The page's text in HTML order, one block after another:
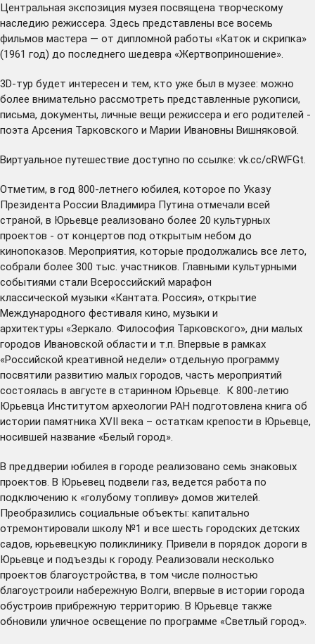
Центральная экспозиция музея посвящена творческому
наследию режиссера. Здесь представлены все восемь
фильмов мастера — от дипломной работы «Каток и скрипка»
(1961 год) до последнего шедевра «Жертвоприношение».
3D-тур будет интересен и тем, кто уже был в музее: можно
более внимательно рассмотреть представленные рукописи,
письма, документы, личные вещи режиссера и его родителей -
поэта Арсения Тарковского и Марии Ивановны Вишняковой.
Виртуальное путешествие доступно по ссылке: vk.cc/cRWFGt
Отметим, в год 800-летнего юбилея, которое по Указу
Президента России Владимира Путина отмечали всей
страной, в Юрьевце реализовано более 20 культурных
проектов - от концертов под открытым небом до
кинопоказов. Мероприятия, которые продолжались все лето,
собрали более 300 тыс. участников. Главными культурными
событиями стали Всероссийский марафон
классической музыки «Кантата. Россия», открытие
Международного фестиваля кино, музыки и
архитектуры «Зеркало. Философия Тарковского», дни малых
городов Ивановской области и т.п. Впервые в рамках
«Российской креативной недели» отдельную программу
посвятили развитию малых городов, часть мероприятий
состоялась в августе в старинном Юрьевце. К 800-летию
Юрьевца Институтом археологии РАН подготовлена книга об
истории памятника XVII века – остаткам крепости в Юрьевце,
носившей название «Белый город».
В преддверии юбилея в городе реализовано семь знаковых
проектов. В Юрьевец подвели газ, ведется работа по
подключению к «голубому топливу» домов жителей.
Преобразились социальные объекты: капитально
отремонтировали школу №1 и все шесть городских детских
садов, юрьевецкую поликлинику. Привели в порядок дороги в
Юрьевце и подъезды к городу. Реализовали несколько
проектов благоустройства, в том числе полностью
благоустроили набережную Волги, впервые в истории города
обустроив прибрежную территорию. В Юрьевце также
обновили уличное освещение по программе «Светлый город».